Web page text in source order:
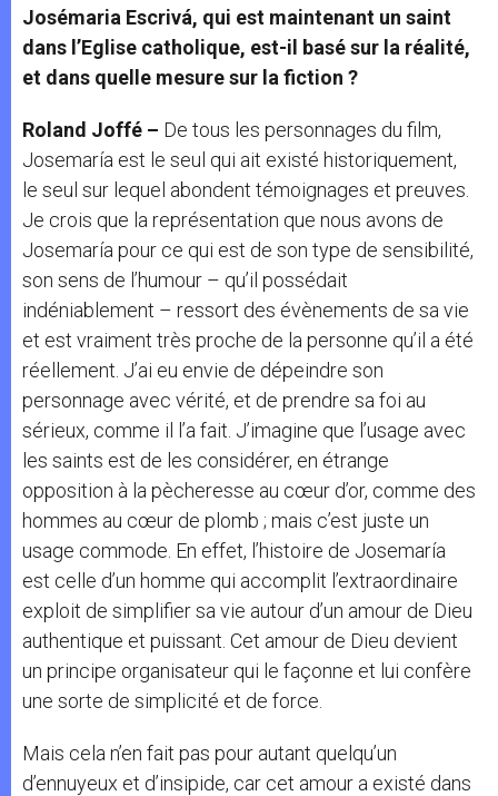
Josémaria Escrivá, qui est maintenant un saint
dans l’Eglise catholique, est-il basé sur la réalité,
et dans quelle mesure sur la fiction ?
Roland Joffé – De tous les personnages du film,
Josemaría est le seul qui ait existé historiquement,
le seul sur lequel abondent témoignages et preuves.
Je crois que la représentation que nous avons de
Josemaría pour ce qui est de son type de sensibilité,
son sens de l’humour – qu’il possédait
indéniablement – ressort des évènements de sa vie
et est vraiment très proche de la personne qu’il a été
réellement. J’ai eu envie de dépeindre son
personnage avec vérité, et de prendre sa foi au
sérieux, comme il l’a fait. J’imagine que l’usage avec
les saints est de les considérer, en étrange
opposition à la pècheresse au cœur d’or, comme des
hommes au cœur de plomb ; mais c’est juste un
usage commode. En effet, l’histoire de Josemaría
est celle d’un homme qui accomplit l’extraordinaire
exploit de simplifier sa vie autour d’un amour de Dieu
authentique et puissant. Cet amour de Dieu devient
un principe organisateur qui le façonne et lui confère
une sorte de simplicité et de force.
Mais cela n’en fait pas pour autant quelqu’un
d’ennuyeux et d’insipide, car cet amour a existé dans